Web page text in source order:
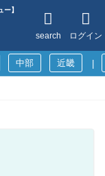
】
ログイン
search
中部 近畿